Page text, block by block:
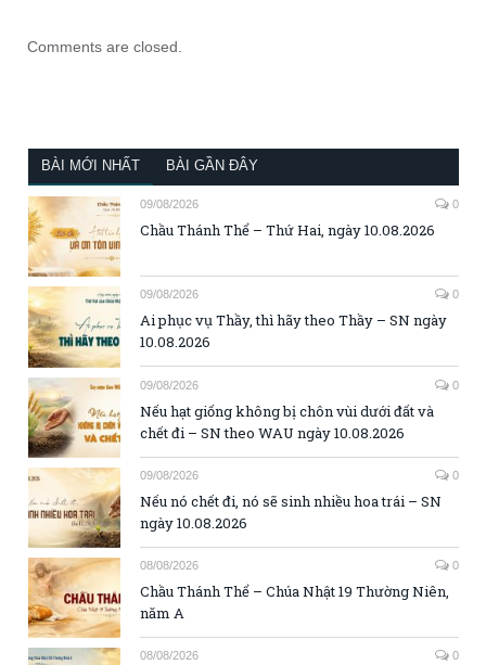
Comments are closed.
BÀI MỚI NHẤT BÀI GẦN ĐÂY
09/08/2026 0
Chầu Thánh Thể – Thứ Hai, ngày 10.08.2026
09/08/2026 0
Ai phục vụ Thầy, thì hãy theo Thầy – SN ngày
10.08.2026
09/08/2026 0
Nếu hạt giống không bị chôn vùi dưới đất và
chết đi – SN theo WAU ngày 10.08.2026
09/08/2026 0
Nếu nó chết đi, nó sẽ sinh nhiều hoa trái – SN
ngày 10.08.2026
08/08/2026 0
Chầu Thánh Thể – Chúa Nhật 19 Thường Niên,
năm A
08/08/2026 0